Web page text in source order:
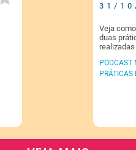
31/
Veja
duas
PODCAST
PRÁTICAS